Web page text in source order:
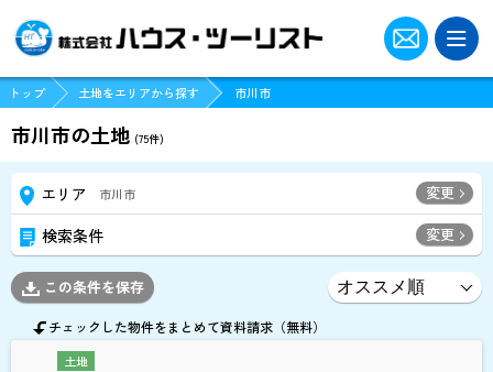
トップ 土地をエリアから探す 市川市
市川市の土地 (75件)
エリア 市川市 変更
検索条件 変更
この条件を保存
チェックした物件をまとめて資料請求（無料）
土地